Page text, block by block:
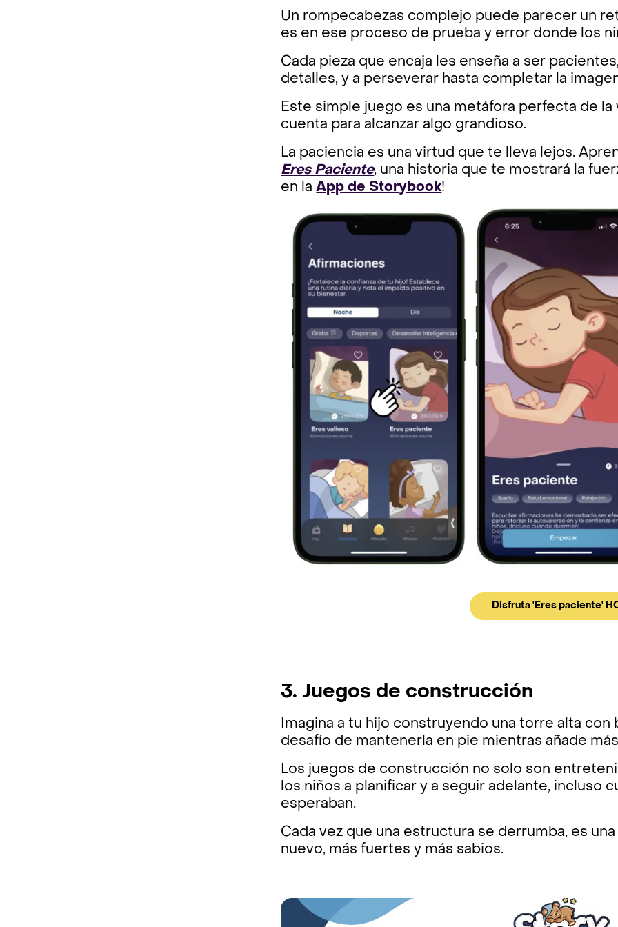
Un rompecabezas complejo puede parecer un
es en ese proceso de prueba y error donde los
Cada pieza que encaja les enseña a ser
detalles, y a perseverar hasta completar la
Este simple juego es una metáfora perfecta de
cuenta para alcanzar algo grandioso.
La paciencia es una virtud que te lleva lejos.
Eres Paciente, una historia que te mostrará la
en laApp de Storybook!
Disfruta 'Eres paciente'
3. Juegos de construcción
Imagina a tu hijo construyendo una torre alta
desafío de mantenerla en pie mientras añade
Los juegos de construcción no solo son
los niños a planificar y a seguir adelante, incluso
esperaban.
Cada vez que una estructura se derrumba, es
nuevo, más fuertes y más sabios.